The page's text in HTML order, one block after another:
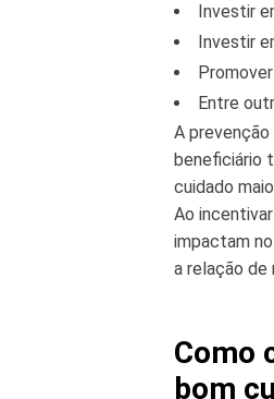
Investir
Investir
Entre
A
beneficiário
cuidado
Ao
impactam
a relação de
Como
bom